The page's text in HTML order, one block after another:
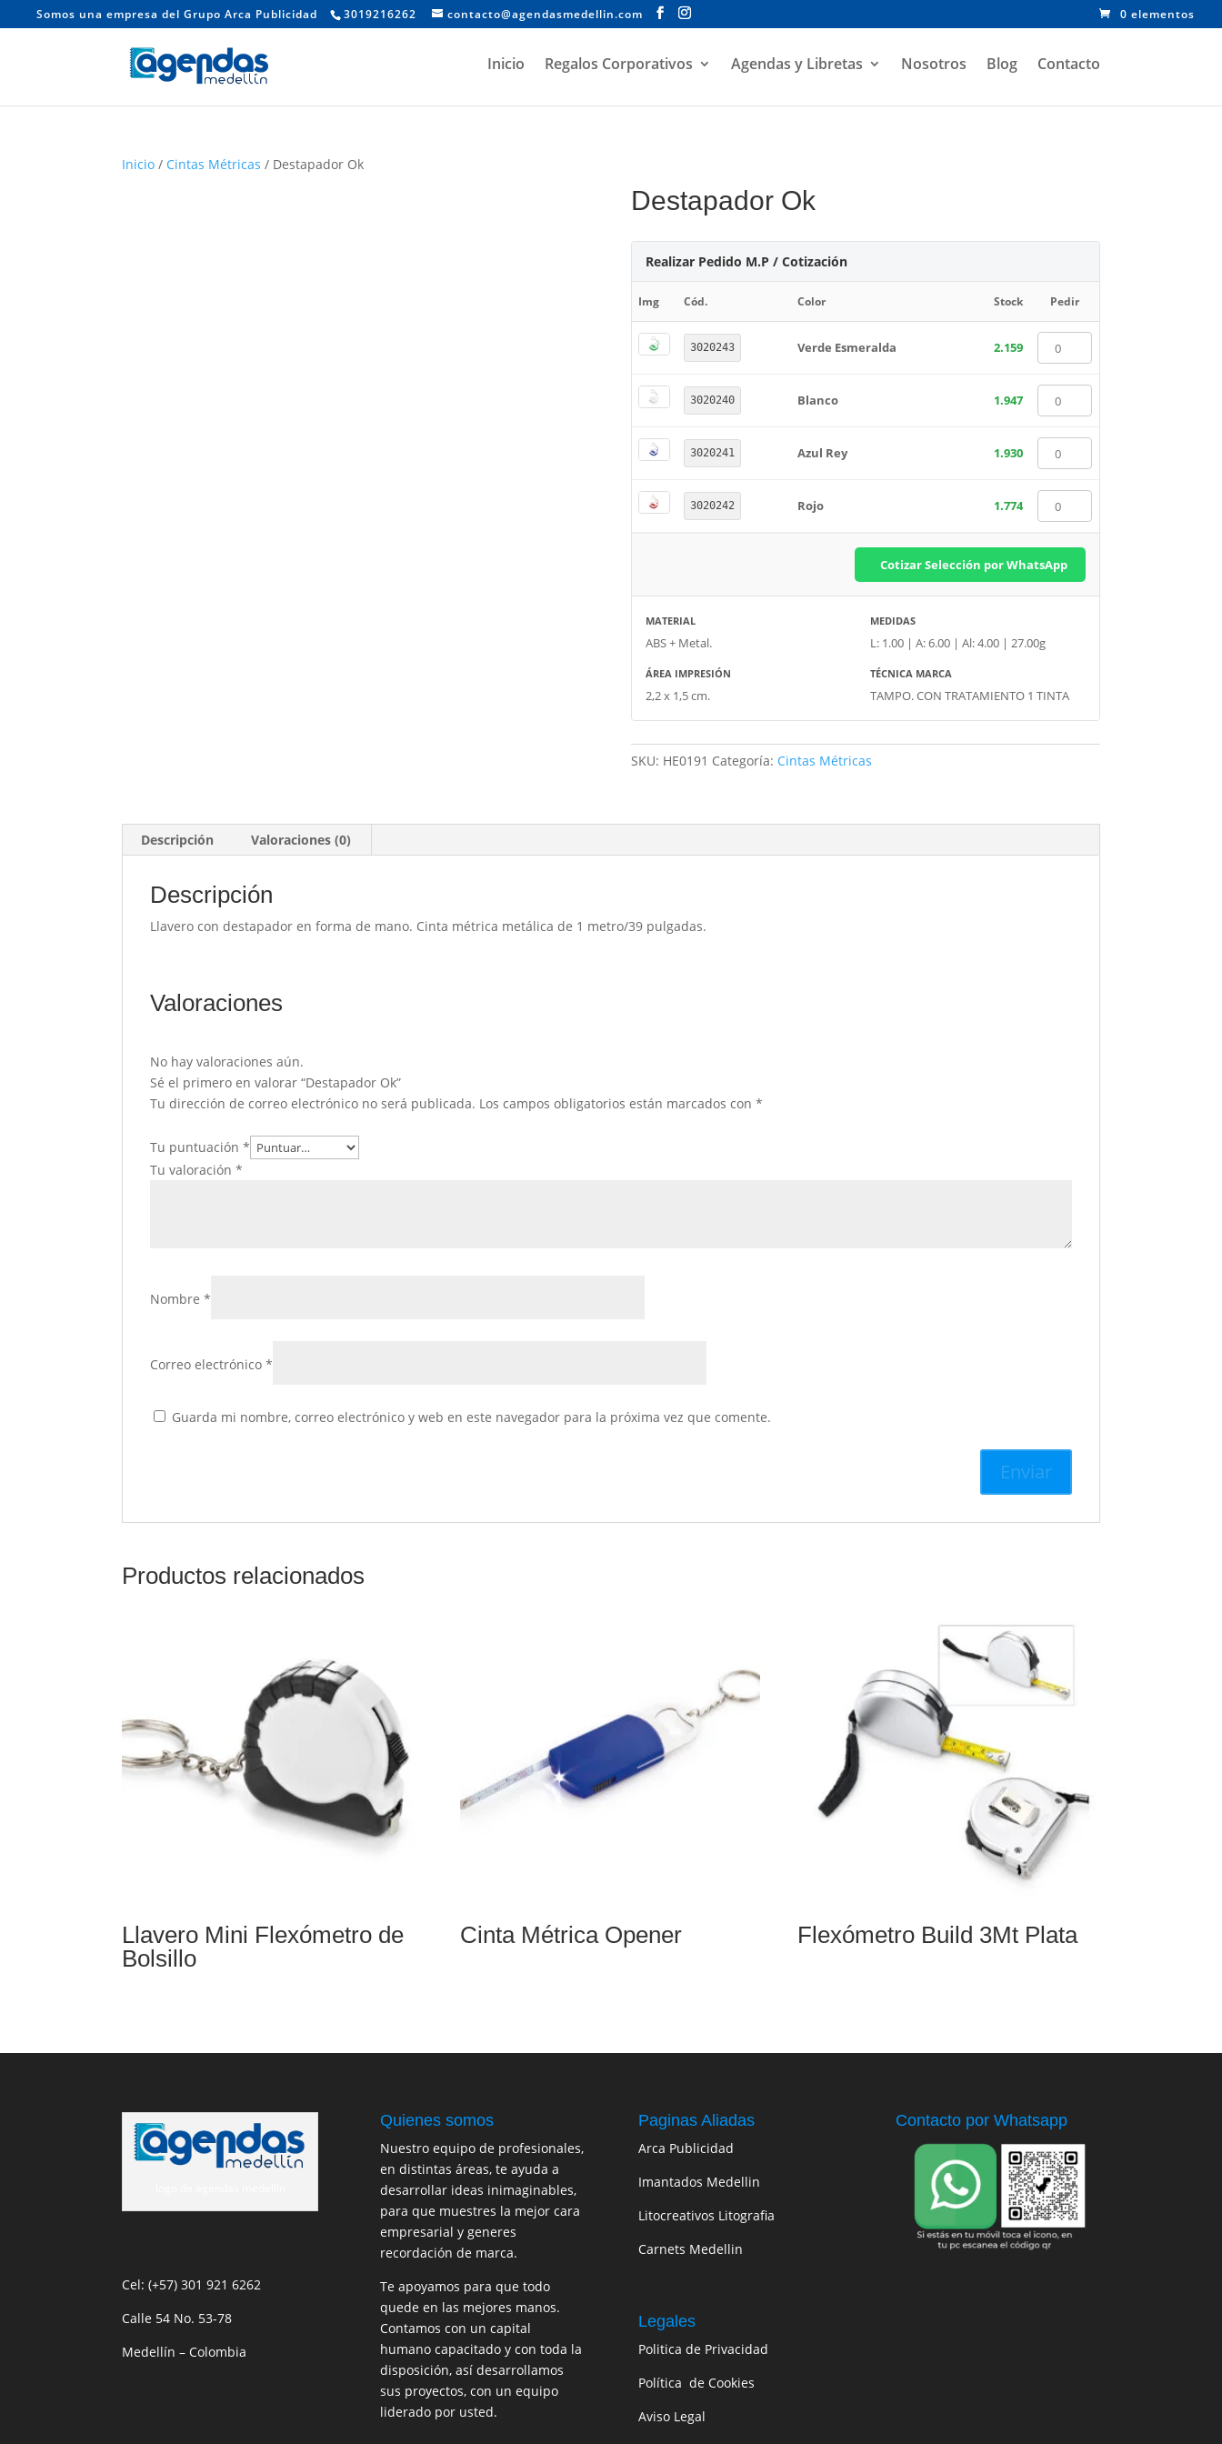
Somos una empresa del Grupo Arca Publicidad 3019216262 contacto@agendasmedellin.com 0 elementos
Inicio Regalos Corporativos Agendas y Libretas Nosotros Blog Contacto
Inicio / Cintas Métricas / Destapador Ok
Destapador Ok
Realizar Pedido M.P / Cotización
Img Cód. Color Stock Pedir
3020243 Verde Esmeralda 2.159
3020240 Blanco 1.947
3020241 Azul Rey 1.930
3020242 Rojo 1.774
Cotizar Selección por WhatsApp
MATERIAL
ABS + Metal.
MEDIDAS
L: 1.00 | A: 6.00 | Al: 4.00 | 27.00g
ÁREA IMPRESIÓN
2,2 x 1,5 cm.
TÉCNICA MARCA
TAMPO. CON TRATAMIENTO 1 TINTA
SKU: HE0191 Categoría: Cintas Métricas
Descripción Valoraciones (0)
Descripción
Llavero con destapador en forma de mano. Cinta métrica metálica de 1 metro/39 pulgadas.
Valoraciones
No hay valoraciones aún.
Sé el primero en valorar “Destapador Ok”
Tu dirección de correo electrónico no será publicada. Los campos obligatorios están marcados con*
Tu puntuación*
Tu valoración*
Nombre*
Correo electrónico*
Guarda mi nombre, correo electrónico y web en este navegador para la próxima vez que comente.
Productos relacionados
Llavero Mini Flexómetro de
Bolsillo
Cinta Métrica Opener Flexómetro Build 3Mt Plata
Cel: (+57) 301 921 6262
Calle 54 No. 53-78
Medellín – Colombia
Quienes somos
Nuestro equipo de profesionales,
en distintas áreas, te ayuda a
desarrollar ideas inimaginables,
para que muestres la mejor cara
empresarial y generes
recordación de marca.
Te apoyamos para que todo
quede en las mejores manos.
Contamos con un capital
humano capacitado y con toda la
disposición, así desarrollamos
sus proyectos, con un equipo
liderado por usted.
Paginas Aliadas
Arca Publicidad
Imantados Medellin
Litocreativos Litografia
Carnets Medellin
Legales
Politica de Privacidad
Política de Cookies
Aviso Legal
Contacto por Whatsapp